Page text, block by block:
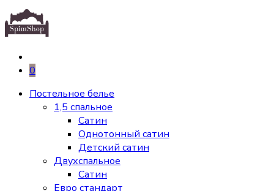
0
Постельное белье
1,5 спальное
Сатин
Однотонный сатин
Детский сатин
Двухспальное
Сатин
Евро стандарт